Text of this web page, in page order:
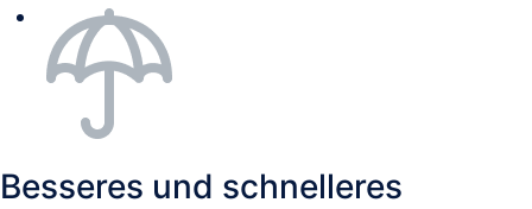
Besseres und schnelleres